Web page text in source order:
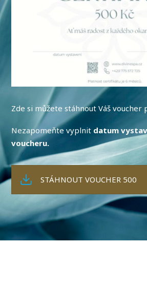
Zde si můžete stáhnout Váš voucher
Nezapomeňte vyplnit datum
voucheru.
STÁHNOUT VOUCHER 500